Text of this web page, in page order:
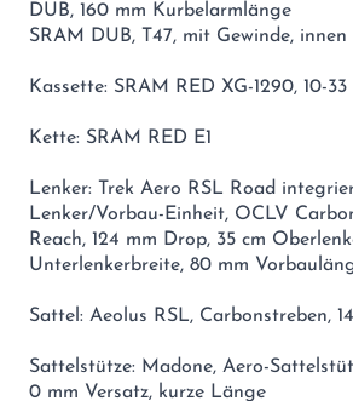
DUB, 160 mm Kurbelarmlänge
SRAM DUB, T47, mit Gewinde,
Kassette: SRAM RED XG-1290, 10-33
Kette: SRAM RED E1
Lenker: Trek Aero RSL Road
Lenker/Vorbau-Einheit, OCLV
Reach, 124 mm Drop, 35 cm
Unterlenkerbreite, 80 mm
Sattel: Aeolus RSL, Carbonstreben,
Sattelstütze: Madone, Aero-
0 mm Versatz, kurze Länge